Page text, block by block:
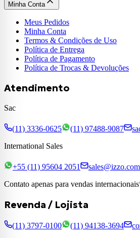
Minha Conta
Meus Pedidos
Minha Conta
Termos & Condições de Uso
Política de Entrega
Política de Pagamento
Política de Trocas & Devoluções
Atendimento
Sac
(11) 3336-0625 (11) 97488-9087
International Sales
+55 (11) 95604 2051
Contato apenas para vendas
Revenda / Lojista
(11) 3797-0100 (11) 94138-3694